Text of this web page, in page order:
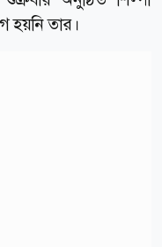
হয়নি তার।